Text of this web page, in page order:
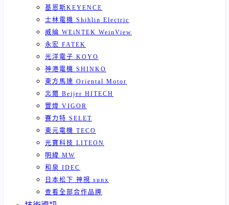
基恩斯KEYENCE
士林電機 Shihlin Electric
威綸 WEiNTEK WeinView
永宏 FATEK
光洋電子 KOYO
神港電機 SHINKO
東方馬達 Oriental Motor
北爾 Beijer HITECH
豐煒 VIGOR
賽力特 SELET
東元電機 TECO
光寶科技 LITEON
明緯 MW
和泉 IDEC
日本松下 神視 sunx
查看全部合作品牌